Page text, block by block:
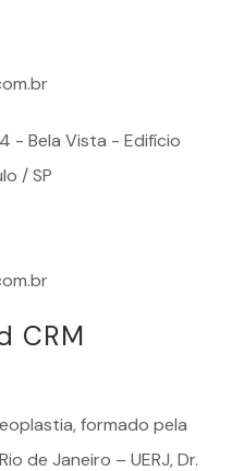
- Bela Vista - Edifício
/ SP
CRM
, formado pela
de Janeiro – UERJ, Dr.